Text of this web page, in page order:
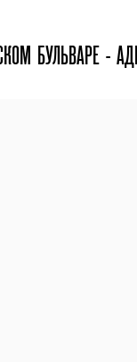
БУЛЬВАРЕ -